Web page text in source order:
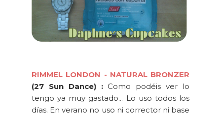
RIMMEL LONDON - NATURAL BRONZER
(27 Sun Dance) :Como podéis ver lo
tengo ya muy gastado... Lo uso todos los
días. En verano no uso ni corrector ni base